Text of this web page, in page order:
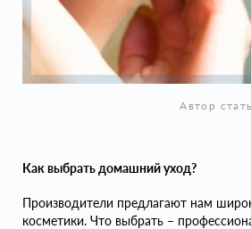
Автор
Как выбрать домашний уход?
Производители предлагают нам
косметики. Что выбрать –